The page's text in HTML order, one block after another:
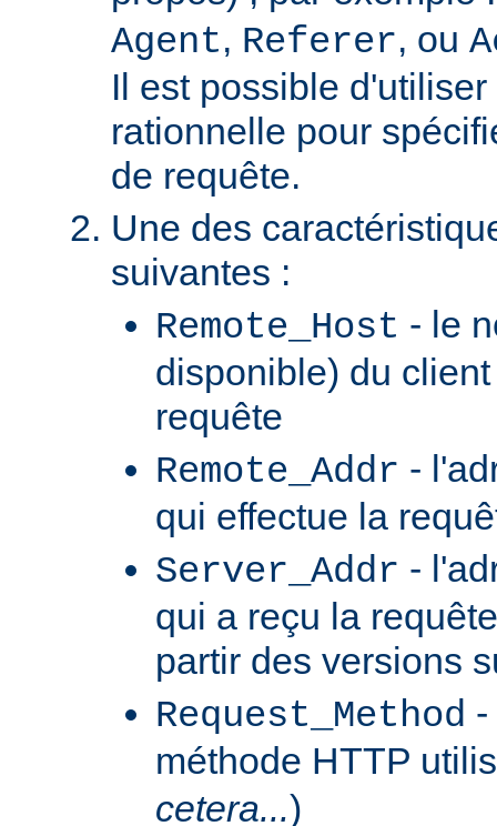
Agent, Referer, ou
Il est possible
rationnelle pour
de requête.
Une des
suivantes :
Remote_Host - le
disponible) du
requête
Remote_Addr -
qui effectue la
Server_Addr -
qui a reçu la
partir des versions
Request_Method
méthode HTTP
cetera...)